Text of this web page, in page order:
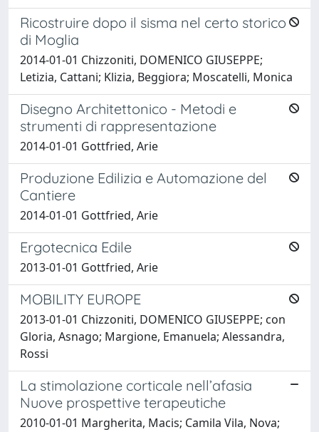
Ricostruire dopo il sisma nel certo storico
di Moglia
2014-01-01 Chizzoniti, DOMENICO GIUSEPPE;
Letizia, Cattani; Klizia, Beggiora; Moscatelli, Monica
Disegno Architettonico - Metodi e
strumenti di rappresentazione
2014-01-01 Gottfried, Arie
Produzione Edilizia e Automazione del
Cantiere
2014-01-01 Gottfried, Arie
Ergotecnica Edile
2013-01-01 Gottfried, Arie
MOBILITY EUROPE
2013-01-01 Chizzoniti, DOMENICO GIUSEPPE; con
Gloria, Asnago; Margione, Emanuela; Alessandra,
Rossi
La stimolazione corticale nell’afasia
Nuove prospettive terapeutiche
2010-01-01 Margherita, Macis; Camila Vila, Nova;